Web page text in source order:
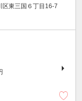
区東三国６丁目16-7